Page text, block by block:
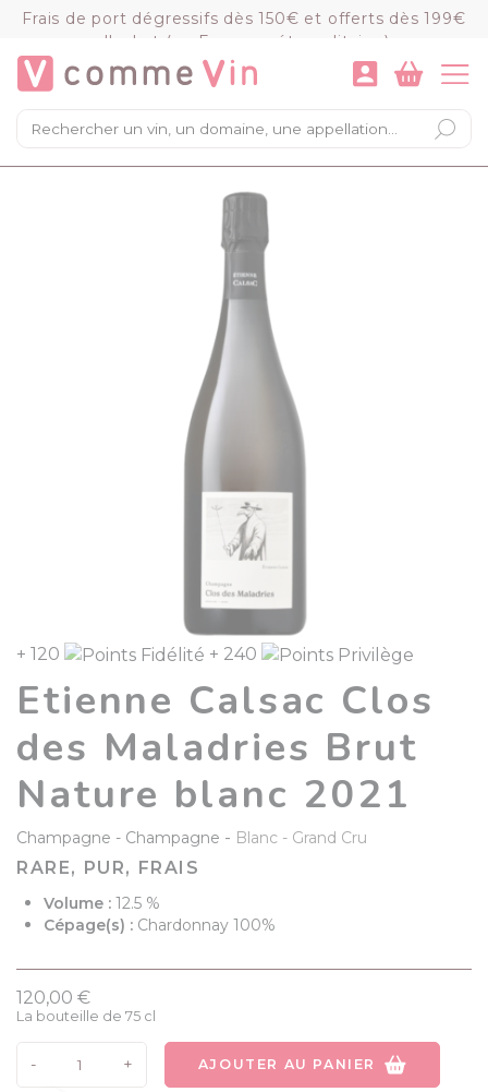
Frais de port dégressifs dès 150€ et offerts dès 199€
d'achat (en France métropolitaine)
×
Mon panier
Chargement du panier...
VOIR LE PANIER COMMANDER
+ 120 + 240
Etienne Calsac Clos
des Maladries Brut
Nature blanc 2021
Champagne Champagne - Blanc Grand Cru
RARE, PUR, FRAIS
Volume : 12.5 %
Cépage(s) : Chardonnay 100%
120,00 €
La bouteille de 75 cl
- + AJOUTER AU PANIER
Panneau de gestion des cookies